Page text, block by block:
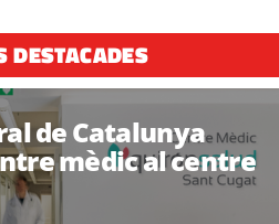
DESTACADES
de Catalunya
mèdic al centre